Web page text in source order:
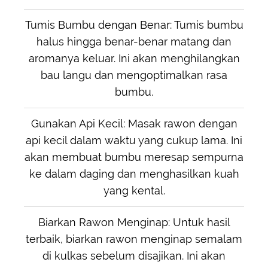
Tumis Bumbu dengan Benar: Tumis bumbu
halus hingga benar-benar matang dan
aromanya keluar. Ini akan menghilangkan
bau langu dan mengoptimalkan rasa
bumbu.
Gunakan Api Kecil: Masak rawon dengan
api kecil dalam waktu yang cukup lama. Ini
akan membuat bumbu meresap sempurna
ke dalam daging dan menghasilkan kuah
yang kental.
Biarkan Rawon Menginap: Untuk hasil
terbaik, biarkan rawon menginap semalam
di kulkas sebelum disajikan. Ini akan